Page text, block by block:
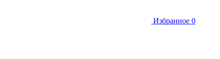
Избранное 0